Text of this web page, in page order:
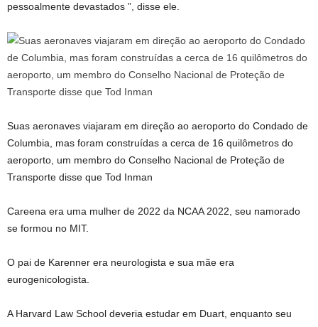
pessoalmente devastados ”, disse ele.
Suas aeronaves viajaram em direção ao aeroporto do Condado de
Columbia, mas foram construídas a cerca de 16 quilômetros do
aeroporto, um membro do Conselho Nacional de Proteção de
Transporte disse que Tod Inman
Careena era uma mulher de 2022 da NCAA 2022, seu namorado
se formou no MIT.
O pai de Karenner era neurologista e sua mãe era
eurogenicologista.
A Harvard Law School deveria estudar em Duart, enquanto seu